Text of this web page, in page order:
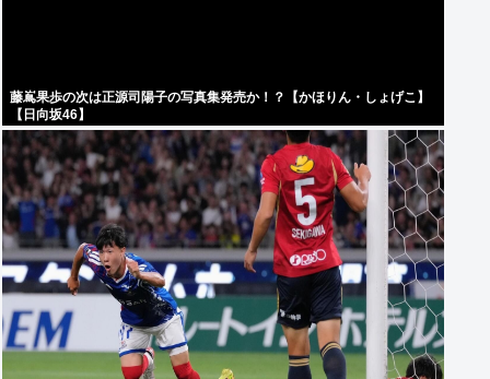
藤嶌果歩の次は正源司陽子の写真集発売か！？【かほりん・しょげこ】
【日向坂46】